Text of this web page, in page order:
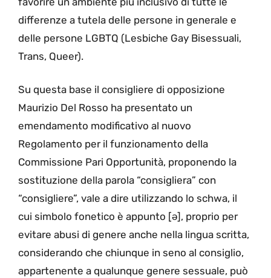
differenze a tutela delle persone in generale e
delle persone LGBTQ (Lesbiche Gay Bisessuali,
Trans, Queer).
Su questa base il consigliere di opposizione
Maurizio Del Rosso ha presentato un
emendamento modificativo al nuovo
Regolamento per il funzionamento della
Commissione Pari Opportunità, proponendo la
sostituzione della parola “consigliera” con
“consigliere”, vale a dire utilizzando lo schwa, il
cui simbolo fonetico è appunto [ə], proprio per
evitare abusi di genere anche nella lingua scritta,
considerando che chiunque in seno al consiglio,
appartenente a qualunque genere sessuale, può